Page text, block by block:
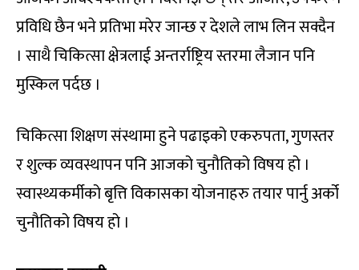
प्रविधि छैन भने प्रतिभा मरेर जान्छ र देशले लाभ लिन सक्दैन
। साथै चिकित्सा क्षेत्रलाई अन्तर्राष्ट्रिय स्तरमा लैजान पनि
मुस्किल पर्दछ ।
चिकित्सा शिक्षण संस्थामा हुने पढाइको एकरुपता, गुणस्तर
र शुल्क व्यवस्थापन पनि आजको चुनौतिको विषय हो ।
स्वास्थ्यकर्मीको बृत्ति विकासका योजनाहरु तयार पार्नु अर्को
चुनौतिको विषय हो ।